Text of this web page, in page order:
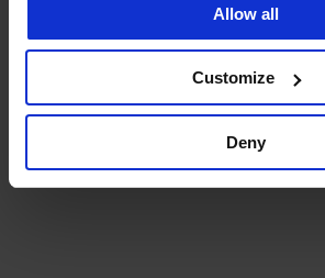
Allow all
Customize
Deny
Sportovní podprsenka ONLY
599 KčkódALL25
Play Daisy
599 Kč